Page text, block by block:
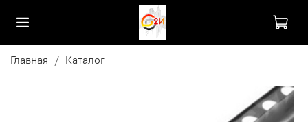
Главная Каталог